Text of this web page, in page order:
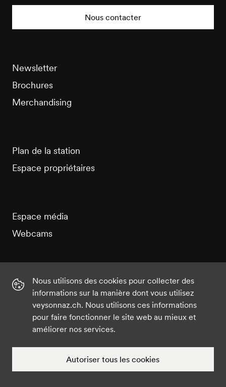
Nous contacter
Newsletter
Brochures
Merchandising
Plan de la station
Espace propriétaires
Espace média
Webcams
YouTube
Nous utilisons des cookies pour collecter des
informations sur la manière dont vous utilisez
veysonnaz.ch. Nous utilisons ces informations
pour faire fonctionner le site web au mieux et
améliorer nos services.